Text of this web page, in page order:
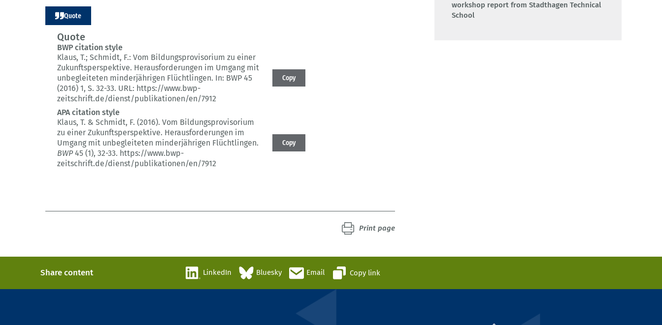
Quote
Quote
BWP citation style
Klaus, T.; Schmidt, F.: Vom Bildungsprovisorium zu einer
Zukunftsperspektive. Herausforderungen im Umgang mit
unbegleiteten minderjährigen Flüchtlingen. In: BWP 45
(2016) 1, S. 32-33. URL: https://www.bwp-
zeitschrift.de/dienst/publikationen/en/7912
Copy
APA citation style
Klaus, T. & Schmidt, F. (2016). Vom Bildungsprovisorium
zu einer Zukunftsperspektive. Herausforderungen im
Umgang mit unbegleiteten minderjährigen Flüchtlingen.
BWP45 (1), 32-33. https://www.bwp-
zeitschrift.de/dienst/publikationen/en/7912
Copy
Print page
workshop report from Stadthagen Technical
School
Share content LinkedIn Bluesky Email Copy link